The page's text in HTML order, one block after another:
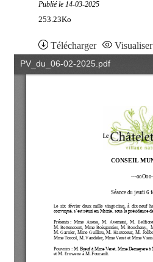
Publié le 14-03-2025
253.23Ko
Télécharger Visualiser